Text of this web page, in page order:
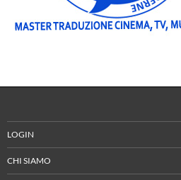
LOGIN
CHI SIAMO